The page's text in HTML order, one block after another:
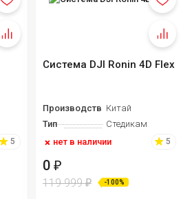
5
Система DJI Ronin 4D Flex
ПроизводствоКитай
Тип
Стедикам
нет в наличии
5
0₽
119 999₽ -100%